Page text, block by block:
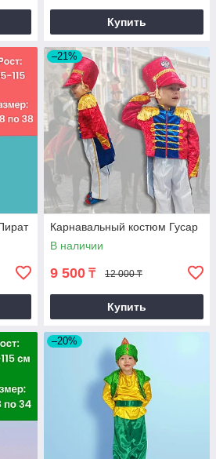
Купить
–21%
Карнавальный костюм Гусар
В наличии
9 500 ₸ 12 000 ₸
Купить
–20%